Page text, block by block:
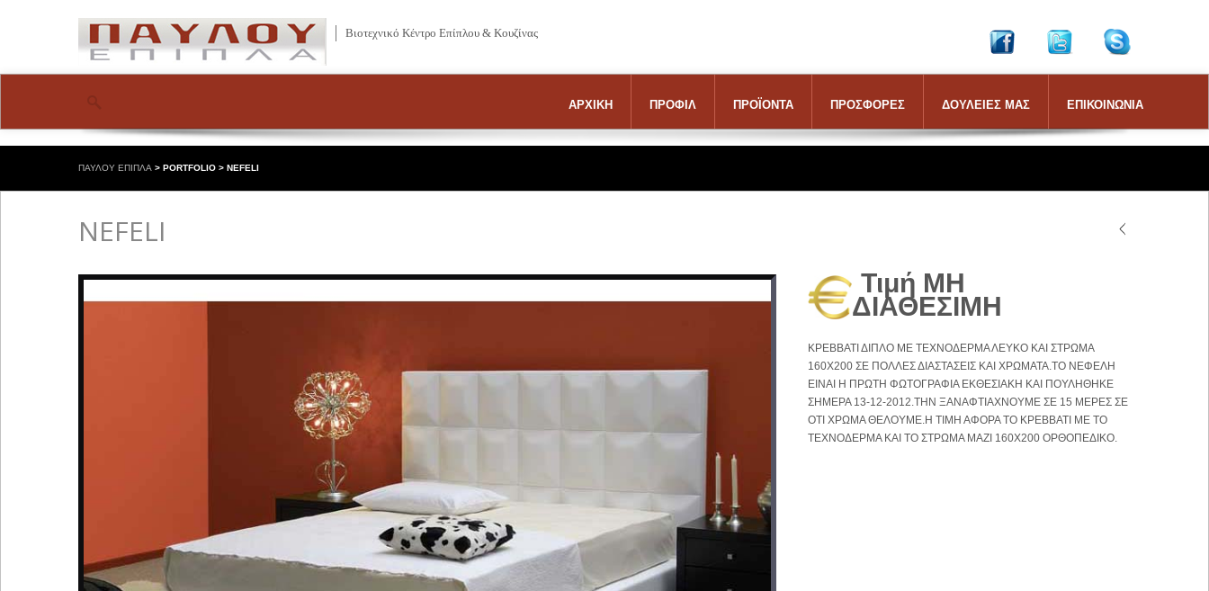
Βιοτεχνικό Κέντρο Επίπλου & Κουζίνας
ΑΡΧΙΚΗ ΠΡΟΦΙΛ ΠΡΟΪΟΝΤΑ ΠΡΟΣΦΟΡΕΣ ΔΟΥΛΕΙΕΣ ΜΑΣ ΕΠΙΚΟΙΝΩΝΙΑ
ΠΑΥΛΟΥ ΕΠΙΠΛΑ > PORTFOLIO > NEFELI
NEFELI
Τιμή ΜΗ
ΔΙΑΘΕΣΙΜΗ
ΚΡΕΒΒΑΤΙ ΔΙΠΛΟ ΜΕ ΤΕΧΝΟΔΕΡΜΑ ΛΕΥΚΟ ΚΑΙ ΣΤΡΩΜΑ
160Χ200 ΣΕ ΠΟΛΛΕΣ ΔΙΑΣΤΑΣΕΙΣ ΚΑΙ ΧΡΩΜΑΤΑ.ΤΟ ΝΕΦΕΛΗ
ΕΙΝΑΙ Η ΠΡΩΤΗ ΦΩΤΟΓΡΑΦΙΑ ΕΚΘΕΣΙΑΚΗ ΚΑΙ ΠΟΥΛΗΘΗΚΕ
ΣΗΜΕΡΑ 13-12-2012.ΤΗΝ ΞΑΝΑΦΤΙΑΧΝΟΥΜΕ ΣΕ 15 ΜΕΡΕΣ ΣΕ
ΟΤΙ ΧΡΩΜΑ ΘΕΛΟΥΜΕ.Η ΤΙΜΗ ΑΦΟΡΑ ΤΟ ΚΡΕΒΒΑΤΙ ΜΕ ΤΟ
ΤΕΧΝΟΔΕΡΜΑ ΚΑΙ ΤΟ ΣΤΡΩΜΑ ΜΑΖΙ 160Χ200 ΟΡΘΟΠΕΔΙΚΟ.